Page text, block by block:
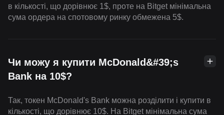
в кількості, що дорівнює 1$, проте на Bitget мінімальна
сума ордера на спотовому ринку обмежена 5$.
Чи можу я купити McDonald&#39;s
Bank на 10$?
Так, токен McDonald's Bank можна розділити і купити в
кількості, що дорівнює 10$. На Bitget мінімальна сума